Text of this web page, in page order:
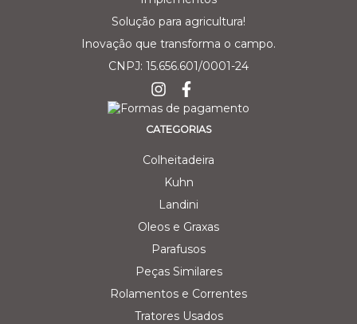
Solução para agricultura!
Inovação que transforma o campo.
CNPJ: 15.656.601/0001-24
CATEGORIAS
Colheitadeira
Kuhn
Landini
Oleos e Graxas
Parafusos
Peças Similares
Rolamentos e Correntes
Tratores Usados